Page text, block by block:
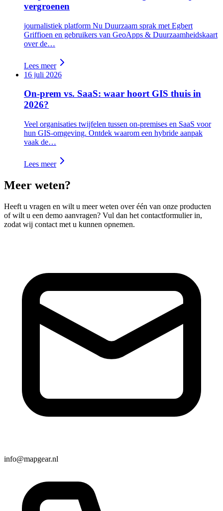
vergroenen
journalistiek platform Nu Duurzaam sprak met Egbert
Griffioen en gebruikers van GeoApps & Duurzaamheidskaart
over de…
Lees meer
16 juli 2026
On-prem vs. SaaS: waar hoort GIS thuis in
2026?
Veel organisaties twijfelen tussen on-premises en SaaS voor
hun GIS-omgeving. Ontdek waarom een hybride aanpak
vaak de…
Lees meer
Meer weten?
Heeft u vragen en wilt u meer weten over één van onze producten
of wilt u een demo aanvragen? Vul dan het contactformulier in,
zodat wij contact met u kunnen opnemen.
info@mapgear.nl